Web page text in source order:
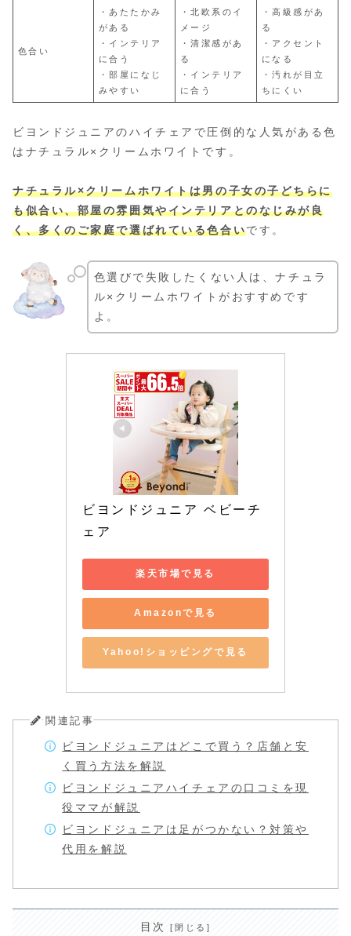
色合い
・あたたかみ
がある
・インテリア
に合う
・部屋になじ
みやすい
・北欧系のイ
メージ
・清潔感があ
る
・インテリア
に合う
・高級感があ
る
・アクセント
になる
・汚れが目立
ちにくい
ビヨンドジュニアのハイチェアで圧倒的な人気がある色
はナチュラル×クリームホワイトです。
ナチュラル×クリームホワイトは男の子女の子どちらに
も似合い、部屋の雰囲気やインテリアとのなじみが良
く、多くのご家庭で選ばれている色合いです。
色選びで失敗したくない人は、ナチュラ
ル×クリームホワイトがおすすめです
よ。
ビヨンドジュニア ベビーチ
ェア
楽天市場で見る
Amazonで見る
Yahoo!ショッピングで見る
関連記事
ビヨンドジュニアはどこで買う？店舗と安
く買う方法を解説
ビヨンドジュニアハイチェアの口コミを現
役ママが解説
ビヨンドジュニアは足がつかない？対策や
代用を解説
目次